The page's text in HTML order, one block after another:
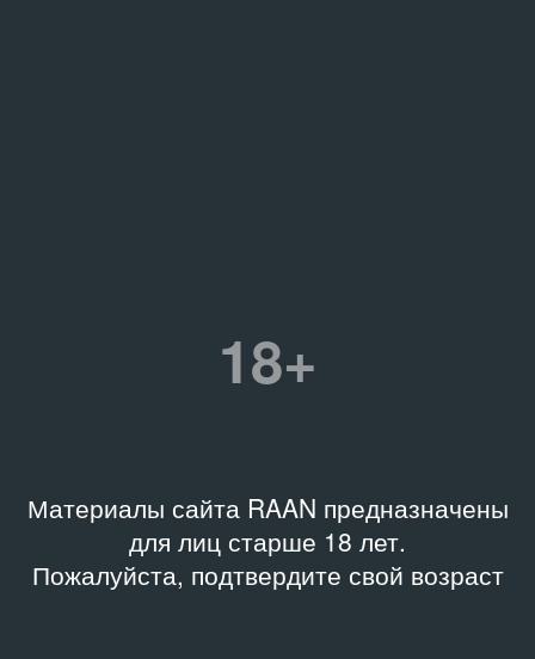
18+
Материалы сайта RAAN предназначены
для лиц старше 18 лет.
Пожалуйста, подтвердите свой возраст